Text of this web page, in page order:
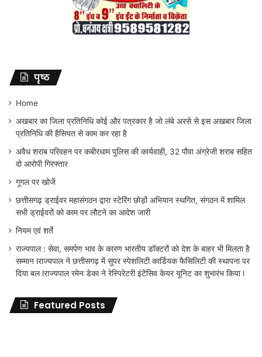
पृष्ठ
Home
अखबार का जिला प्रतिनिधि कोई और पत्रकार है जो लंबे अरसे से इस अखबार जिला
प्रतिनिधि की हैसियत से काम कर रहा है
अवैध शराब परिवहन पर कबीरधाम पुलिस की कार्यवाही, 32 पौवा अंग्रेजी शराब सहित
दो आरोपी गिरफ्तार
गूगल पर खोजें
छत्तीसगढ़ ड्राईवर महासंगठन द्वारा स्टेरिंग छोड़ों अभियान स्थगित, संगठन में शामिल
सभी ड्राईवरों को काम पर लौटने का आदेश जारी
नियम एवं शर्ते
राज्यपाल : सेवा, समर्पण भाव के कारण भारतीय डॉक्टरों को देश के बाहर भी मिलता है
सम्मान lराज्यपाल ने छत्तीसगढ़ में सुपर स्पेशलिटी कार्डियक फैसिलिटी की स्थापना पर
दिया बल lराज्यपाल रमेन डेका ने रेस्पिरेटरी इंटेंसिव केयर यूनिट का शुभारंभ किया l
Featured Posts